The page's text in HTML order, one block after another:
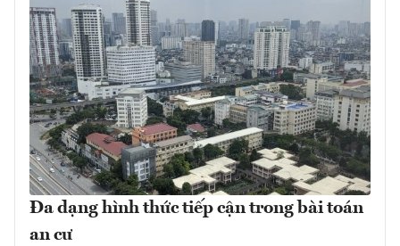
Đa dạng hình thức tiếp cận trong bài toán
an cư